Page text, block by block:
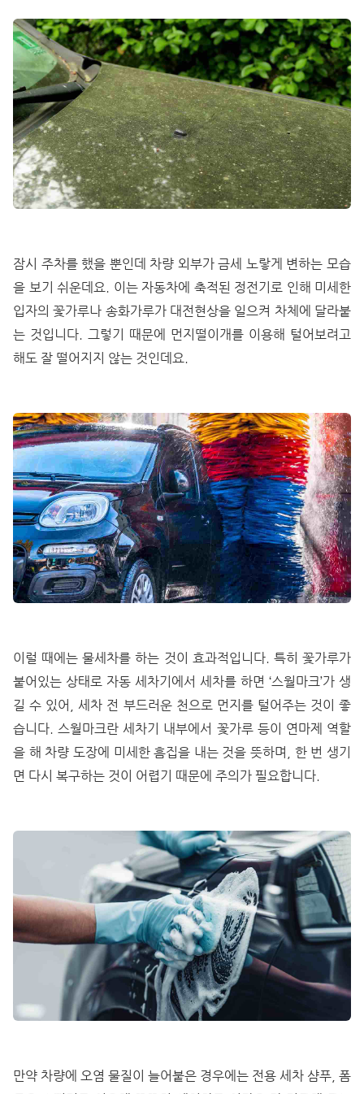
잠시 주차를 했을 뿐인데 차량 외부가 금세 노랗게 변하는 모습
을 보기 쉬운데요. 이는 자동차에 축적된 정전기로 인해 미세한
입자의 꽃가루나 송화가루가 대전현상을 일으켜 차체에 달라붙
는 것입니다. 그렇기 때문에 먼지떨이개를 이용해 털어보려고
해도 잘 떨어지지 않는 것인데요.
이럴 때에는 물세차를 하는 것이 효과적입니다. 특히 꽃가루가
붙어있는 상태로 자동 세차기에서 세차를 하면 ‘스월마크’가 생
길 수 있어, 세차 전 부드러운 천으로 먼지를 털어주는 것이 좋
습니다. 스월마크란 세차기 내부에서 꽃가루 등이 연마제 역할
을 해 차량 도장에 미세한 흠집을 내는 것을 뜻하며, 한 번 생기
면 다시 복구하는 것이 어렵기 때문에 주의가 필요합니다.
만약 차량에 오염 물질이 늘어붙은 경우에는 전용 세차 샴푸, 폼